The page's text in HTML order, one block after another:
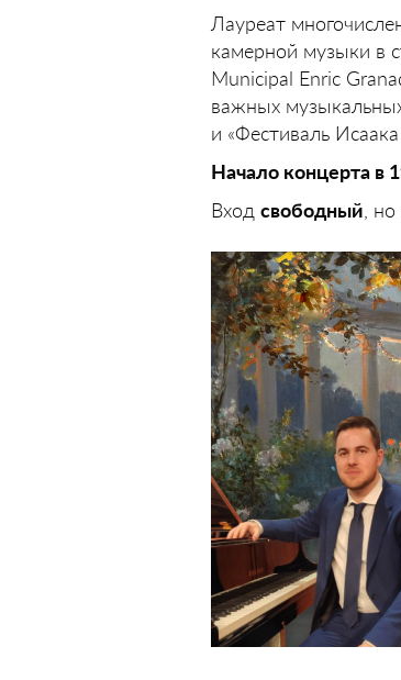
Лауреат
камерной музыки в
Municipal Enric
важных
и «Фестиваль
Начало концерта в
Вход свободный ,